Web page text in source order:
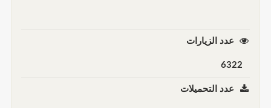
عدد الزيارات
6322
عدد التحميلات